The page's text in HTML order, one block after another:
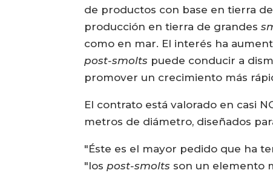
de productos con base en tierra
producción en tierra de grandes
como en mar. El interés ha
post-smolts puede conducir a
promover un crecimiento más
El contrato está valorado en casi
metros de diámetro, diseñados
"Éste es el mayor pedido que ha
"lospost-smolts son un elemento